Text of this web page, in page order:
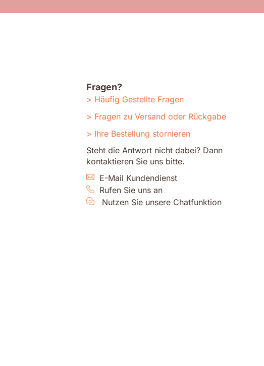
Fragen?
Häufig Gestellte Fragen
Fragen zu Versand oder Rückgabe
Ihre Bestellung stornieren
Steht die Antwort nicht dabei? Dann
kontaktieren Sie uns bitte.
E-Mail Kundendienst
Rufen Sie uns an
Nutzen Sie unsere Chatfunktion